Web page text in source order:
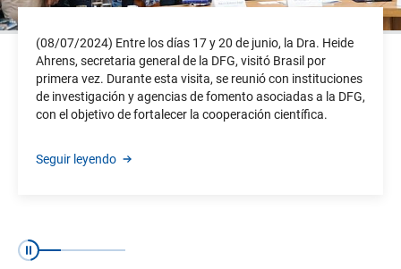
ÍndiceÍndiceÍndiceÍndice
(08/07/2024) Entre los días 17 y 20 de junio, la Dra. Heide
Ahrens, secretaria general de la DFG, visitó Brasil por
primera vez. Durante esta visita, se reunió con instituciones
de investigación y agencias de fomento asociadas a la DFG,
con el objetivo de fortalecer la cooperación científica.
Seguir leyendo